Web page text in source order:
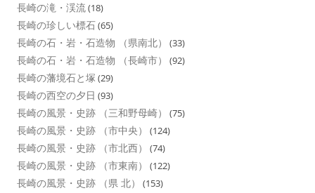
長崎の滝・渓流(18)
長崎の珍しい標石(65)
長崎の石・岩・石造物 （県南北） (33)
長崎の石・岩・石造物 （長崎市） (92)
長崎の藩境石と塚 (29)
長崎の西空の夕日 (93)
長崎の風景・史跡 （三和野母崎） (75)
長崎の風景・史跡 （市中央） (124)
長崎の風景・史跡 （市北西） (74)
長崎の風景・史跡 （市東南） (122)
長崎の風景・史跡 （県 北） (153)